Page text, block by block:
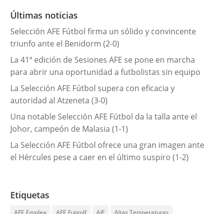
r
a
s
Últimas noticias
Selección AFE Fútbol firma un sólido y convincente
triunfo ante el Benidorm (2-0)
La 41ª edición de Sesiones AFE se pone en marcha
para abrir una oportunidad a futbolistas sin equipo
La Selección AFE Fútbol supera con eficacia y
autoridad al Atzeneta (3-0)
Una notable Selección AFE Fútbol da la talla ante el
Johor, campeón de Malasia (1-1)
La Selección AFE Fútbol ofrece una gran imagen ante
el Hércules pese a caer en el último suspiro (1-2)
Etiquetas